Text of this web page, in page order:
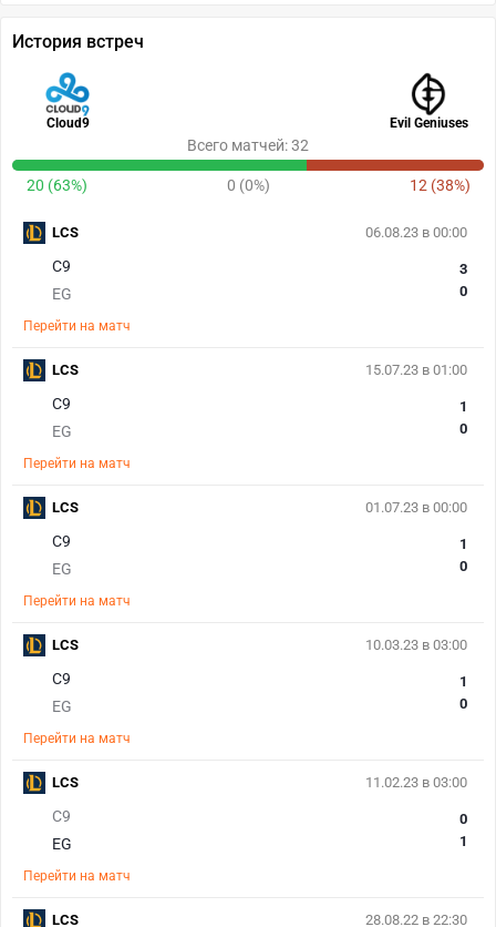
История встреч
Cloud9 Evil Geniuses
Всего матчей: 32
20 (63%) 0 (0%) 12 (38%)
06.08.23 в 00:00
C9
EG
3
0
Перейти на матч
LCS
15.07.23 в 01:00
C9
EG
1
0
Перейти на матч
LCS
01.07.23 в 00:00
C9
EG
1
0
Перейти на матч
LCS
10.03.23 в 03:00
C9
EG
1
0
Перейти на матч
LCS
11.02.23 в 03:00
C9
EG
0
1
Перейти на матч
LCS
28.08.22 в 22:30
LCS